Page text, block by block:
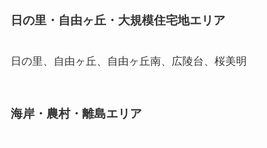
日の里・自由ヶ丘・大規模住宅地エリア
日の里、自由ヶ丘、自由ヶ丘南、広陵台、桜美明
海岸・農村・離島エリア